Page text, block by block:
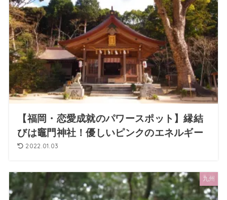
【福岡・恋愛成就のパワースポット】縁結
びは竈門神社！優しいピンクのエネルギー
2022.01.03
九州